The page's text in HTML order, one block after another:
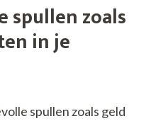
spullen zoals
in je
spullen zoals geld